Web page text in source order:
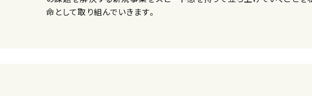
命として取り組んでいきます。